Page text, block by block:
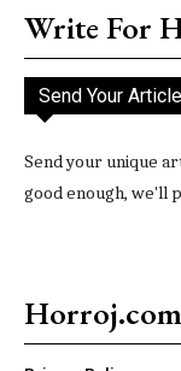
Write For
Send Your
Send your unique
good enough, we'll
Horroj.com